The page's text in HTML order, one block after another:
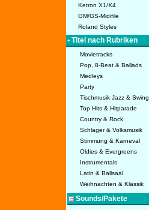
Ketron X1/X4
GM/GS-Midifile
Roland Styles
• Titel nach Rubriken
Movietracks
Pop, 8-Beat & Ballads
Medleys
Party
Tischmusik Jazz & Swing
Top Hits & Hitparade
Country & Rock
Schlager & Volksmusik
Stimmung & Karneval
Oldies & Evergreens
Instrumentals
Latin & Ballsaal
Weihnachten & Klassik
Sounds/Pakete